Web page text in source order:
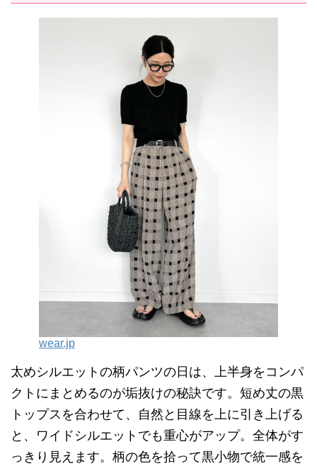
wear.jp
太めシルエットの柄パンツの日は、上半身をコンパ
クトにまとめるのが垢抜けの秘訣です。短め丈の黒
トップスを合わせて、自然と目線を上に引き上げる
と、ワイドシルエットでも重心がアップ。全体がす
っきり見えます。柄の色を拾って黒小物で統一感を